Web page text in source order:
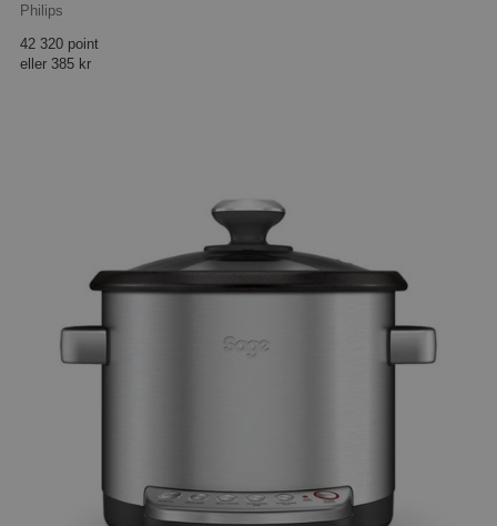
Philips
42 320 point
eller 385 kr